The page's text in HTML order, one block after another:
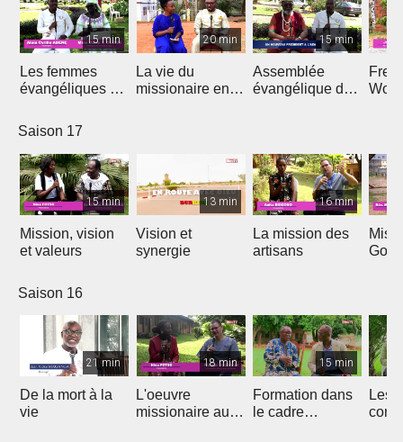
15 min
Les femmes
évangéliques du
20 min
La vie du
missionaire en
15 min
Assemblée
évangélique de
Free
Saison 17
15 min
Mission, vision
et valeurs
13 min
Vision et
synergie
16 min
La mission des
artisans
Saison 16
21 min
De la mort à la
vie
18 min
L'oeuvre
missionaire au
15 min
Formation dans
le cadre
Les